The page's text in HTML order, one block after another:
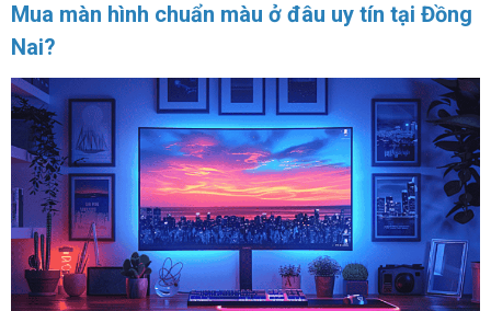
Mua màn hình chuẩn màu ở đâu uy tín tại Đồng
Nai?